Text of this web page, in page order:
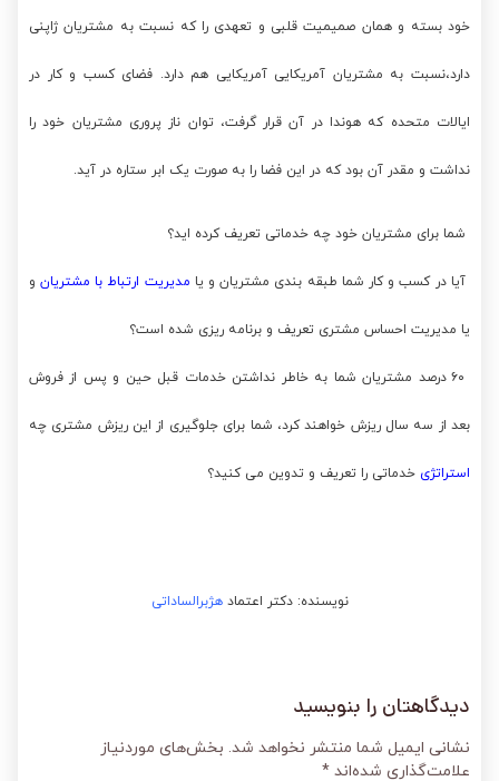
خود بسته و همان صمیمیت قلبی و تعهدی را که نسبت به مشتریان ژاپنی
دارد،نسبت به مشتریان آمریکایی آمریکایی هم دارد. فضای کسب و کار در
ایالات متحده که هوندا در آن قرار گرفت، توان ناز پروری مشتریان خود را
نداشت و مقدر آن بود که در این فضا را به صورت یک ابر ستاره در آید.
شما برای مشتریان خود چه خدماتی تعریف کرده اید؟
آیا در کسب و کار شما طبقه بندی مشتریان و یا مدیریت ارتباط با مشتریان و
یا مدیریت احساس مشتری تعریف و برنامه ریزی شده است؟
۶۰ درصد مشتریان شما به خاطر نداشتن خدمات قبل حین و پس از فروش
بعد از سه سال ریزش خواهند کرد، شما برای جلوگیری از این ریزش مشتری چه
استراتژی خدماتی را تعریف و تدوین می کنید؟
نویسنده: دکتر اعتمادهژبرالساداتی
دیدگاهتان را بنویسید
نشانی ایمیل شما منتشر نخواهد شد. بخش‌های موردنیاز
علامت‌گذاری شده‌اند *